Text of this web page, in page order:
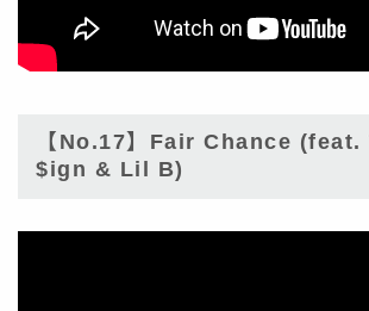
【No.17】Fair Chance
$ign & Lil B)